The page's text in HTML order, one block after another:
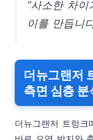
“사소한 차
이를 만듭니
더뉴그랜저
측면 심층 분
더뉴그랜저 트렁크